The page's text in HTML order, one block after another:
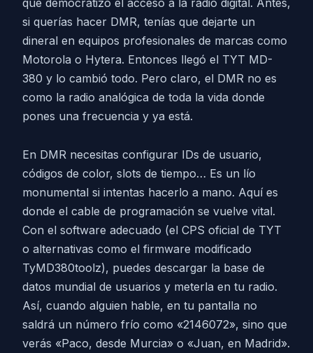
que democratizó el acceso a la radio digital. Antes,
si querías hacer DMR, tenías que dejarte un
dineral en equipos profesionales de marcas como
Motorola o Hytera. Entonces llegó el TYT MD-
380 y lo cambió todo. Pero claro, el DMR no es
como la radio analógica de toda la vida donde
pones una frecuencia y ya está.
En DMR necesitas configurar IDs de usuario,
códigos de color, slots de tiempo… Es un lío
monumental si intentas hacerlo a mano. Aquí es
donde el cable de programación se vuelve vital.
Con el software adecuado (el CPS oficial de TYT
o alternativas como el firmware modificado
TyMD380toolz), puedes descargar la base de
datos mundial de usuarios y meterla en tu radio.
Así, cuando alguien hable, en tu pantalla no
saldrá un número frío como «2146072», sino que
verás «Paco, desde Murcia» o «Juan, en Madrid».